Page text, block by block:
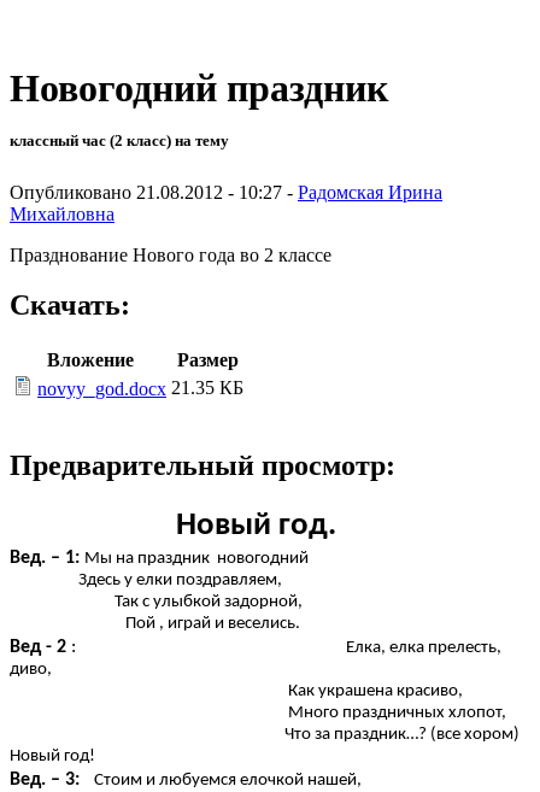
Новогодний праздник
классный час (2 класс) на тему
Опубликовано 21.08.2012 - 10:27 - Радомская Ирина
Михайловна
Празднование Нового года во 2 классе
Скачать:
Вложение
Размер
novyy_god.docx 21.35 КБ
Предварительный просмотр:
Новый год.
Вед. – 1: Мы на праздник новогодний
Здесь у елки поздравляем,
Так с улыбкой задорной,
Пой , играй и веселись.
Вед - 2 : Елка, елка прелесть,
диво,
Как украшена красиво,
Много праздничных хлопот,
Что за праздник…? (все хором)
Новый год!
Вед. – 3: Стоим и любуемся елочкой нашей,